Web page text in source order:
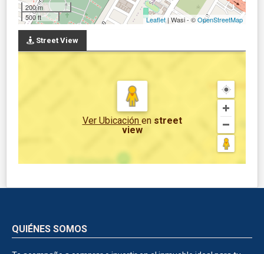
200 m
500 ft
Leaflet| Wasi - ©OpenStreetMap
Street View
Ver Ubicación en street
view
QUIÉNES SOMOS